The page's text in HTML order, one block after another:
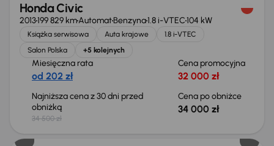
Honda Civic
2013199 829 kmAutomatBenzyna1.8 i-VTEC104 kW
Książka serwisowa Auta krajowe
1.8 i-VTEC
Salon Polska
+5 kolejnych
Miesięczna rata
od 202 zł
Cena promocyjna
32 000 zł
Najniższa cena z 30 dni przed
obniżką
34 500 zł
Cena po obniżce
34 000 zł
Świeżo skupione